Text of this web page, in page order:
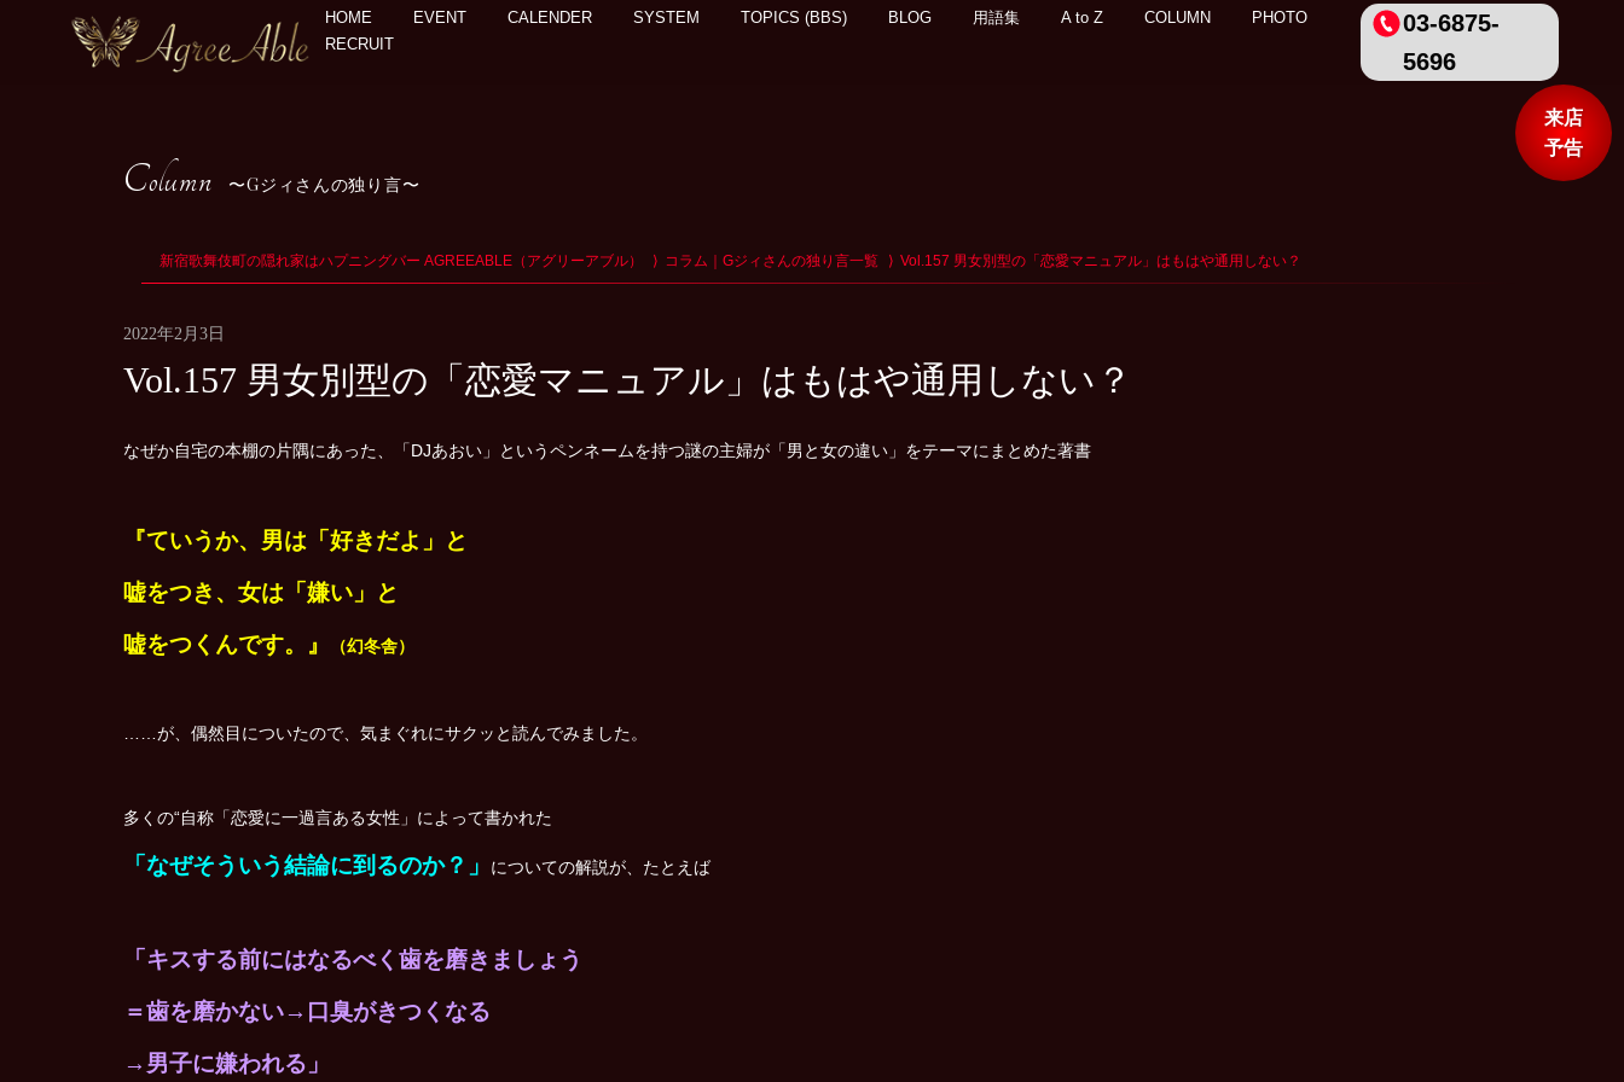
HOME EVENT CALENDER SYSTEM TOPICS (BBS) BLOG 用語集 A to Z COLUMN
PHOTO
RECRUIT
03-6875-
5696
来店
予告
Column Gジィさんの独り言
新宿歌舞伎町の隠れ家はハプニングバー AGREEABLE（アグリーアブル） コラム｜Gジィさんの独り言一覧 Vol.157 男女別型の「恋愛マニュアル」はもはや通用しない？
2022年2月3日
Vol.157 男女別型の「恋愛マニュアル」はもはや通用しない？
なぜか自宅の本棚の片隅にあった、「DJあおい」というペンネームを持つ謎の主婦が「男と女の違い」をテーマにまとめた著書
『ていうか、男は「好きだよ」と
嘘をつき、女は「嫌い」と
嘘をつくんです。』 （幻冬舎）
……が、偶然目についたので、気まぐれにサクッと読んでみました。
多くの“自称「恋愛に一過言ある女性」によって書かれた
「なぜそういう結論に到るのか？」 についての解説が、たとえば
「キスする前にはなるべく歯を磨きましょう
＝歯を磨かない→口臭がきつくなる
→男子に嫌われる」